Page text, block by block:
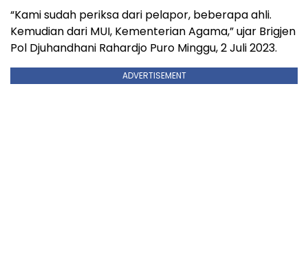
“Kami sudah periksa dari pelapor, beberapa ahli.
Kemudian dari MUI, Kementerian Agama,” ujar Brigjen
Pol Djuhandhani Rahardjo Puro Minggu, 2 Juli 2023.
ADVERTISEMENT